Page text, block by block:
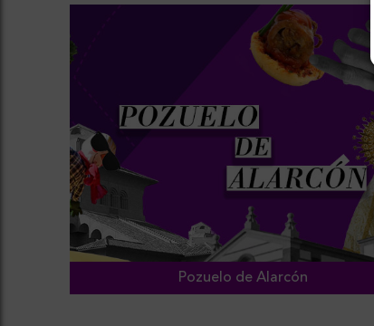
Pozuelo de Alarcón